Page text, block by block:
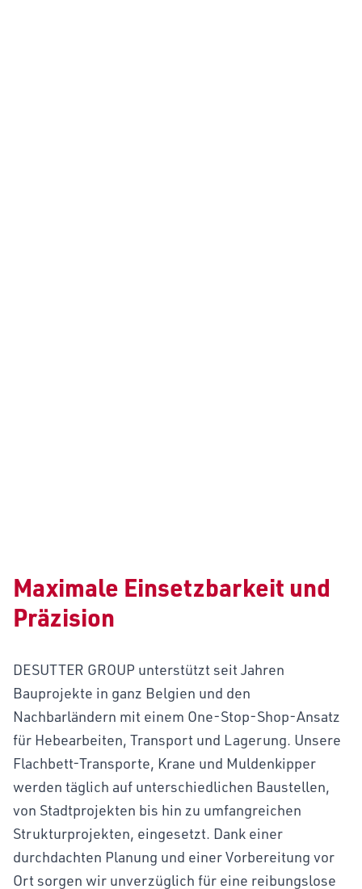
Maximale Einsetzbarkeit und
Präzision
DESUTTER GROUP unterstützt seit Jahren
Bauprojekte in ganz Belgien und den
Nachbarländern mit einem One-Stop-Shop-Ansatz
für Hebearbeiten, Transport und Lagerung. Unsere
Flachbett-Transporte, Krane und Muldenkipper
werden täglich auf unterschiedlichen Baustellen,
von Stadtprojekten bis hin zu umfangreichen
Strukturprojekten, eingesetzt. Dank einer
durchdachten Planung und einer Vorbereitung vor
Ort sorgen wir unverzüglich für eine reibungslose